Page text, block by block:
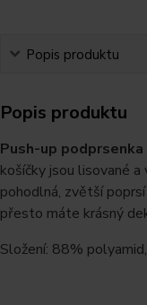
Popis produktu
Popis produktu
Push-up
košíčky jsou lisované
pohodlná, zvětší
přesto máte krásný
Složení: 88%